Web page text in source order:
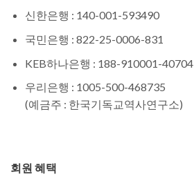
신한은행 : 140-001-593490
국민은행 : 822-25-0006-831
KEB하나은행 : 188-910001-40704
우리은행 : 1005-500-468735
(예금주 : 한국기독교역사연구소)
회원 혜택